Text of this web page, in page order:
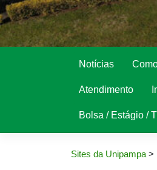
Notícias
Atendimento
Bolsa / Estágio /
Sites da Unipampa>